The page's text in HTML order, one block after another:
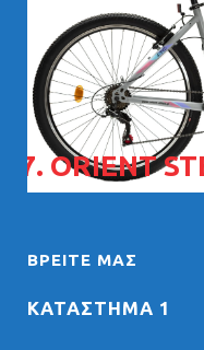
07. ORIENT
ΒΡΕΊΤΕ ΜΑΣ
ΚΑΤΑΣΤΗΜΑ 1